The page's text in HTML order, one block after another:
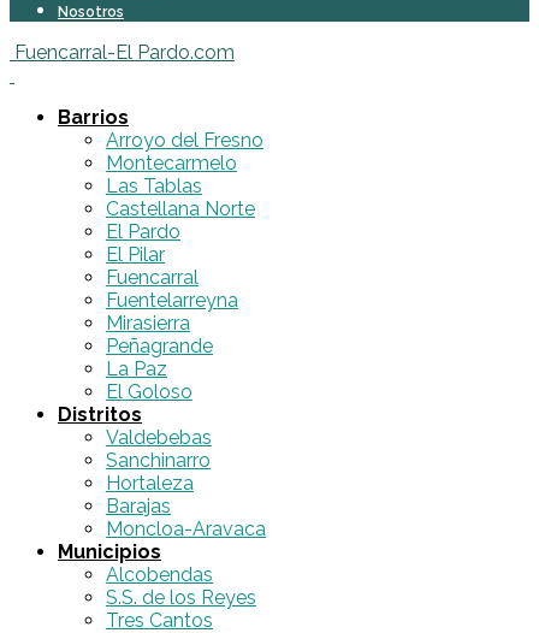
Nosotros
Fuencarral-El Pardo.com
Barrios
Arroyo del Fresno
Montecarmelo
Las Tablas
Castellana Norte
El Pardo
El Pilar
Fuencarral
Fuentelarreyna
Mirasierra
Peñagrande
La Paz
El Goloso
Distritos
Valdebebas
Sanchinarro
Hortaleza
Barajas
Moncloa-Aravaca
Municipios
Alcobendas
S.S. de los Reyes
Tres Cantos